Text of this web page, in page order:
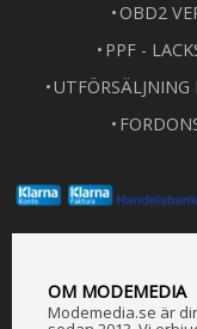
OBD2
PPF -
UTFÖRSÄLJNING
OM MODEMEDIA
Modemedia.se är